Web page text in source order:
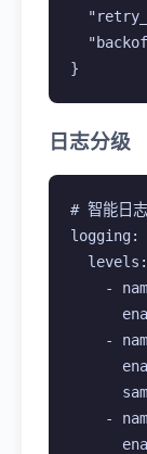
}
日志分级
# 智能日志
logging:
  levels:
-
-
-